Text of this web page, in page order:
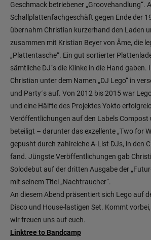
Geschmack betriebener „Groovehandlung“.
Schallplattenfachgeschäft gegen Ende der
übernahm Christian kurzerhand den Laden
zusammen mit Kristian Beyer von Âme, die
„Plattentasche“. Ein gut sortierter
sämtliche DJ´s die Klinke in die Hand gaben.
Christian unter dem Namen „DJ Lego“ in
und Party´s auf. Von 2012 bis 2015 war
und eine Hälfte des Projektes Yokto
Veröffentlichungen auf den Labels Compost
beteiligt – darunter das exzellente „Two for
gepusht durch zahlreiche A-List DJs, in den
fand. Jüngste Veröffentlichungen gab
Solodebut auf der dritten Ausgabe der
mit seinem Titel „Nachtraucher“.
An diesem Abend präsentiert sich Lego auf
Disco und House-lastigen Set. Kommt
wir freuen uns auf euch.
Linktree to Bandcamp